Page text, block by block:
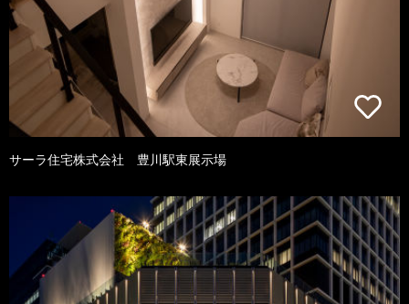
サーラ住宅株式会社 豊川駅東展示場